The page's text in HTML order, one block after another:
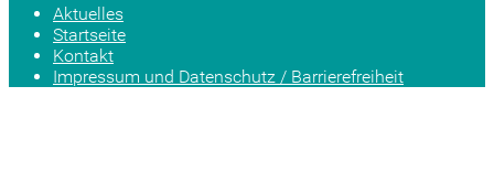
Aktuelles
Startseite
Kontakt
Impressum und Datenschutz / Barrierefreiheit